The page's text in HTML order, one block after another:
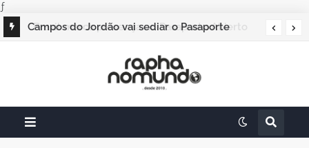
ƒ
Campos do Jordão vai sediar o Pasaporte